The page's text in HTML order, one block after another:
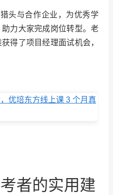
头与合作企业，为优秀学
力大家完成岗位转型。老
得了项目经理面试机会，
者的实用建